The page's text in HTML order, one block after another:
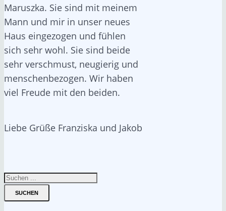
Maruszka. Sie sind mit meinem
Mann und mir in unser neues
Haus eingezogen und fühlen
sich sehr wohl. Sie sind beide
sehr verschmust, neugierig und
menschenbezogen. Wir haben
viel Freude mit den beiden.
Liebe Grüße Franziska und Jakob
SUCHEN